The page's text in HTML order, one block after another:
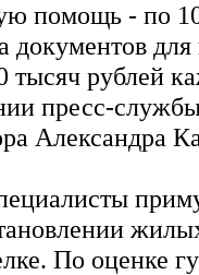
помощь - по
документов
тысяч рублей
пресс-
Александра
По оценке